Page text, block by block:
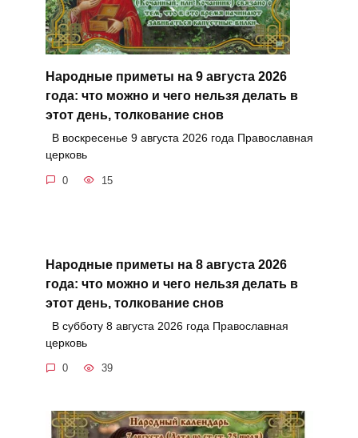
Народные приметы на 9 августа 2026
года: что можно и чего нельзя делать в
этот день, толкование снов
В воскресенье 9 августа 2026 года Православная
церковь
0 15
Народные приметы на 8 августа 2026
года: что можно и чего нельзя делать в
этот день, толкование снов
В субботу 8 августа 2026 года Православная
церковь
0 39